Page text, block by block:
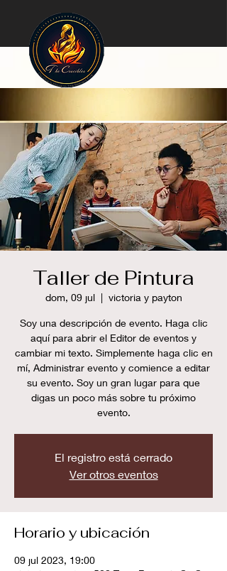
Taller de Pintura
dom, 09 jul
  |
victoria y payton
Soy una descripción de evento. Haga clic
aquí para abrir el Editor de eventos y
cambiar mi texto. Simplemente haga clic en
mí, Administrar evento y comience a editar
su evento. Soy un gran lugar para que
digas un poco más sobre tu próximo
evento.
El registro está cerrado
Ver otros eventos
Horario y ubicación
09 jul 2023, 19:00